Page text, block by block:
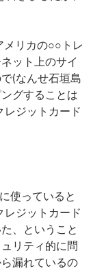
メリカの○○トレ
ット上のサイ
(なんせ石垣島
グすることは
レジットカード
使っていると
ジットカード
、ということ
リティ的に問
漏れているの